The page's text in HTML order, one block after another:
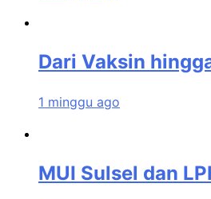
Dari Vaksin
1 minggu ago
MUI Sulsel dan